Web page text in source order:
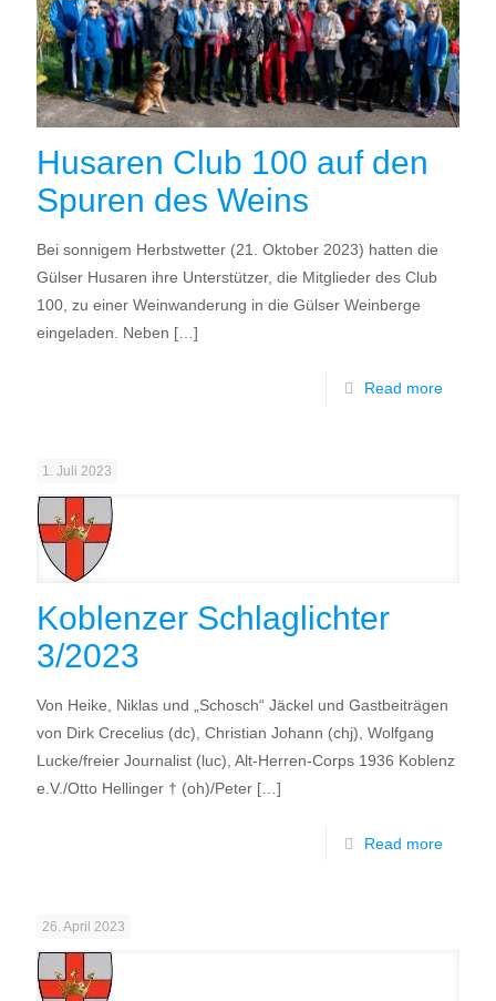
Husaren Club 100 auf den
Spuren des Weins
Bei sonnigem Herbstwetter (21. Oktober 2023) hatten die
Gülser Husaren ihre Unterstützer, die Mitglieder des Club
100, zu einer Weinwanderung in die Gülser Weinberge
eingeladen. Neben […]
Read more
1. Juli 2023
Koblenzer Schlaglichter
3/2023
Von Heike, Niklas und „Schosch“ Jäckel und Gastbeiträgen
von Dirk Crecelius (dc), Christian Johann (chj), Wolfgang
Lucke/freier Journalist (luc), Alt-Herren-Corps 1936 Koblenz
e.V./Otto Hellinger † (oh)/Peter […]
Read more
26. April 2023